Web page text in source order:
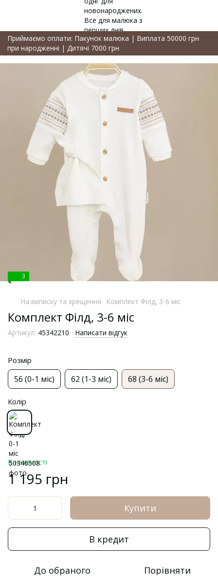
Приймаємо оплати: Пакунок малюка | Виплата 50000 грн
при народженні | Дитячі 7000 грн
3
На виписку та хрещення Комплект Філд, 3-6 міс
Комплект Філд, 3-6 міс
Артикул: 45342210 Написати відгук
Розмір
56 (0-1 міс) 62 (1-3 міс) 68 (3-6 міс)
Колір
В наявності
1 195 грн
Купити
В кредит
До обраного Порівняти